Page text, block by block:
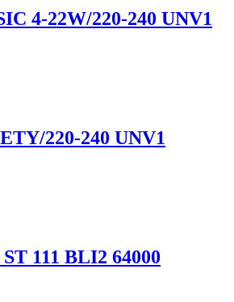
4-22W/220-240 UNV1
220-240 UNV1
111 BLI2 64000